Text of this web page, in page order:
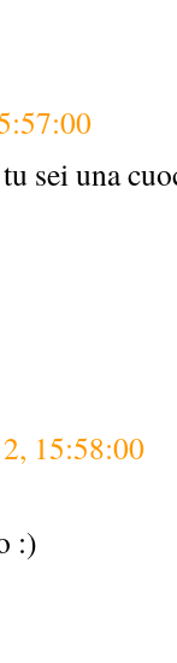
sei una
15:58:00
:)